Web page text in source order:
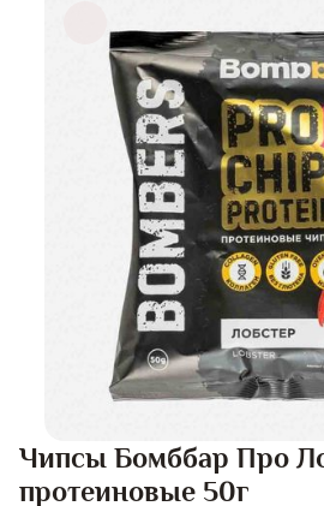
Чипсы Бомббар Про
протеиновые 50г